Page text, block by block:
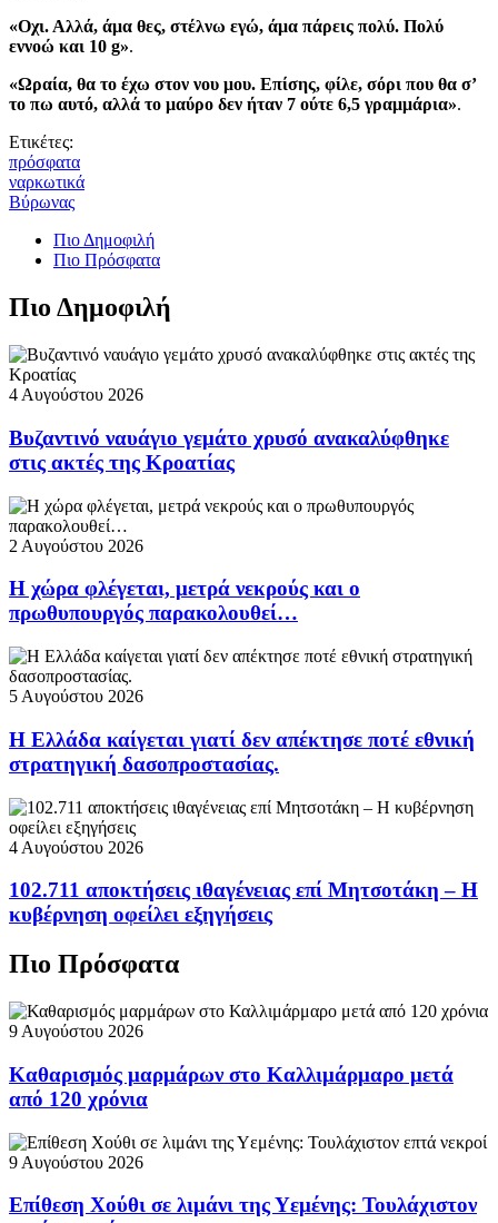
«Οχι. Αλλά, άμα θες, στέλνω εγώ, άμα πάρεις πολύ. Πολύ
εννοώ και 10 g».
«Ωραία, θα το έχω στον νου μου. Επίσης, φίλε, σόρι που θα σ’
το πω αυτό, αλλά το μαύρο δεν ήταν 7 ούτε 6,5 γραμμάρια».
Ετικέτες:
πρόσφατα
ναρκωτικά
Βύρωνας
Πιο Δημοφιλή
Πιο Πρόσφατα
Πιο Δημοφιλή
4 Αυγούστου 2026
Βυζαντινό ναυάγιο γεμάτο χρυσό ανακαλύφθηκε
στις ακτές της Κροατίας
2 Αυγούστου 2026
Η χώρα φλέγεται, μετρά νεκρούς και ο
πρωθυπουργός παρακολουθεί…
5 Αυγούστου 2026
Η Ελλάδα καίγεται γιατί δεν απέκτησε ποτέ εθνική
στρατηγική δασοπροστασίας.
4 Αυγούστου 2026
102.711 αποκτήσεις ιθαγένειας επί Μητσοτάκη – Η
κυβέρνηση οφείλει εξηγήσεις
Πιο Πρόσφατα
9 Αυγούστου 2026
Καθαρισμός μαρμάρων στο Καλλιμάρμαρο μετά
από 120 χρόνια
9 Αυγούστου 2026
Επίθεση Χούθι σε λιμάνι της Υεμένης: Τουλάχιστον